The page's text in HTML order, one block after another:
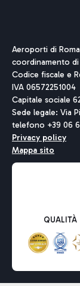
Aeroporti di
coordinamento di
Codice fiscale e
IVA 06572251004
Capitale sociale
Sede legale: Via
telefono +39 06
Privacy policy
Mappa sito
QUALITÀ